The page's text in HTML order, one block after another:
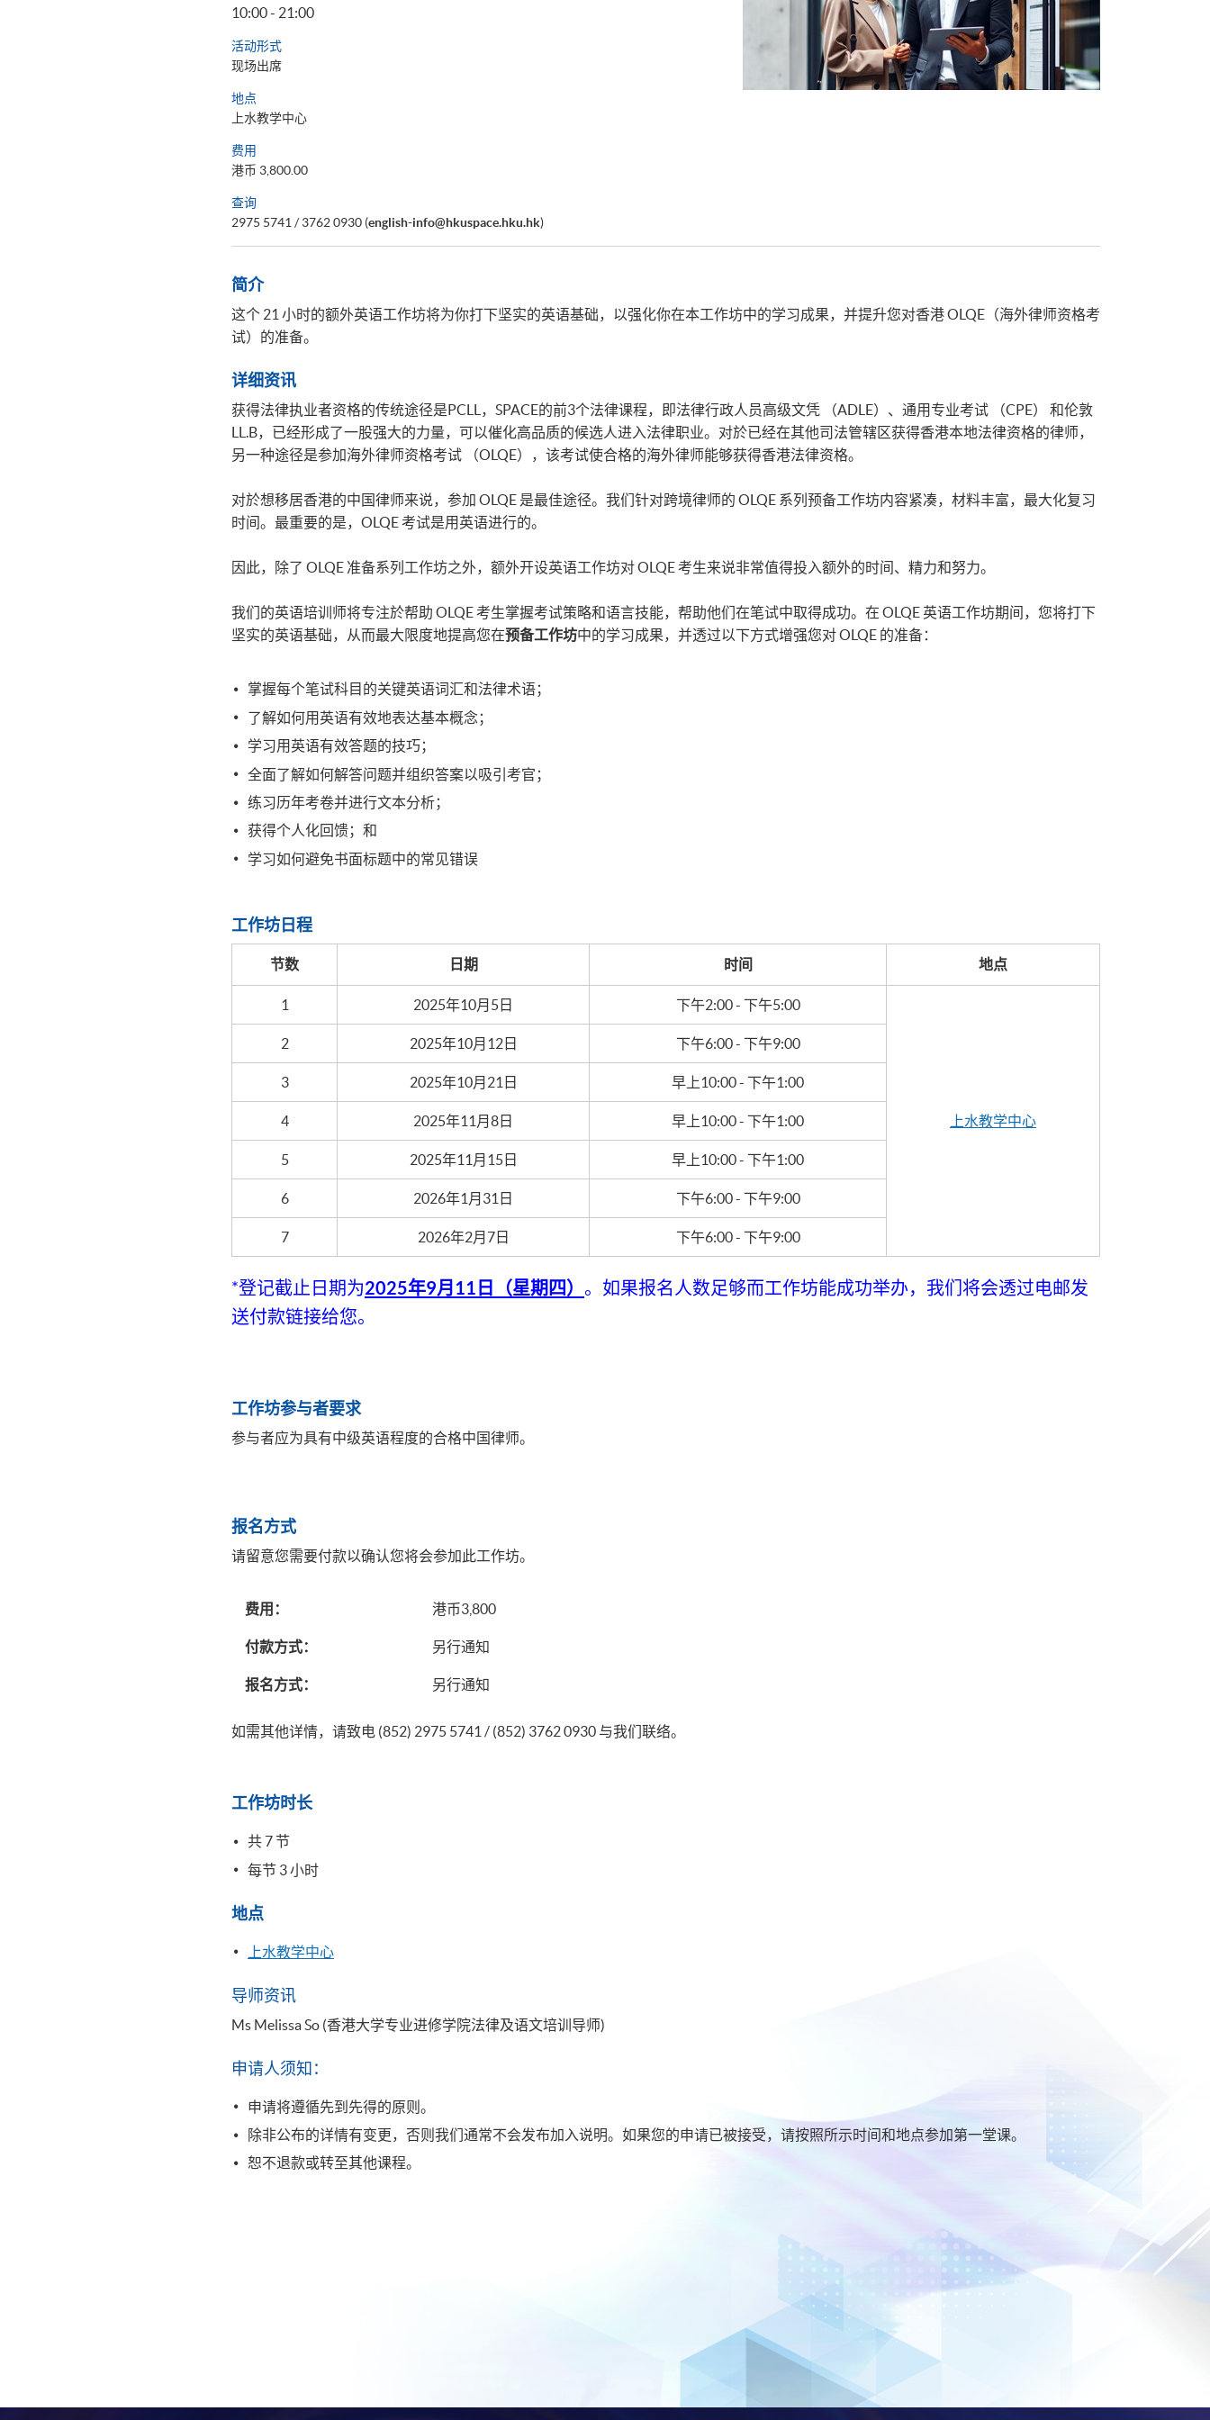
10:00 - 21:00
活动形式
现场出席
地点
上水教学中心
费用
港币 3,800.00
查询
2975 5741 / 3762 0930 (english-info@hkuspace.hku.hk)
简介
这个 21 小时的额外英语工作坊将为你打下坚实的英语基础，以强化你在本工作坊中的学习成果，并提升您对香港 OLQE（海外律师资格考
试）的准备。
详细资讯
获得法律执业者资格的传统途径是PCLL，SPACE的前3个法律课程，即法律行政人员高级文凭 （ADLE）、通用专业考试 （CPE） 和伦敦
LL.B，已经形成了一股强大的力量，可以催化高品质的候选人进入法律职业。对於已经在其他司法管辖区获得香港本地法律资格的律师，
另一种途径是参加海外律师资格考试 （OLQE），该考试使合格的海外律师能够获得香港法律资格。
对於想移居香港的中国律师来说，参加 OLQE 是最佳途径。我们针对跨境律师的 OLQE 系列预备工作坊内容紧凑，材料丰富，最大化复习
时间。最重要的是，OLQE 考试是用英语进行的。
因此，除了 OLQE 准备系列工作坊之外，额外开设英语工作坊对 OLQE 考生来说非常值得投入额外的时间、精力和努力。
我们的英语培训师将专注於帮助 OLQE 考生掌握考试策略和语言技能，帮助他们在笔试中取得成功。在 OLQE 英语工作坊期间，您将打下
坚实的英语基础，从而最大限度地提高您在预备工作坊​中的学习成果，并透过以下方式增强您对 OLQE 的准备：
掌握每个笔试科目的关键英语词汇和法律术语；
了解如何用英语有效地表达基本概念；
学习用英语有效答题的技巧；
全面了解如何解答问题并组织答案以吸引考官；
练习历年考卷并进行文本分析；
获得个人化回馈；和
学习如何避免书面标题中的常见错误
工作坊日程
节数 日期 时间 地点
1 2025年10月5日 下午2:00 - 下午5:00
上水教学中心
2 2025年10月12日 下午6:00 - 下午9:00
3 2025年10月21日 早上10:00 - 下午1:00
4 2025年11月8日 早上10:00 - 下午1:00
5 2025年11月15日 早上10:00 - 下午1:00
6 2026年1月31日 下午6:00 - 下午9:00
7 2026年2月7日 下午6:00 - 下午9:00
*登记截止日期为2025年9月11日（星期四） 。如果报名人数足够而工作坊能成功举办，我们将会透过电邮发
送付款链接给您。
工作坊参与者要求
参与者应为具有中级英语程度的合格中国律师。
报名方式
请留意您需要付款以确认您将会参加此工作坊。
费用： 港币3,800
付款方式： 另行通知
报名方式： 另行通知
如需其他详情，请致电 (852) 2975 5741 / (852) 3762 0930 与我们联络。
工作坊时长
共 7 节
每节 3 小时
地点
上水教学中心
导师资讯
Ms Melissa So (香港大学专业进修学院法律及语文培训导师)
申请人须知：
申请将遵循先到先得的原则。
除非公布的详情有变更，否则我们通常不会发布加入说明。如果您的申请已被接受，请按照所示时间和地点参加第一堂课。
恕不退款或转至其他课程。